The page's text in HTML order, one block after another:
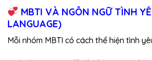
MBTI VÀ NGÔN NGỮ TÌNH
LANGUAGE)
Mỗi nhóm MBTI có cách thể hiện tình